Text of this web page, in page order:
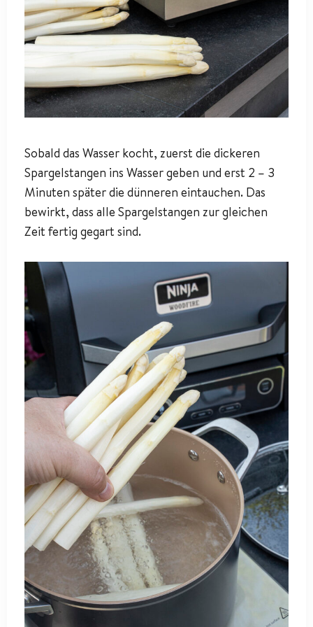
Sobald das Wasser kocht, zuerst die dickeren
Spargelstangen ins Wasser geben und erst 2 – 3
Minuten später die dünneren eintauchen. Das
bewirkt, dass alle Spargelstangen zur gleichen
Zeit fertig gegart sind.